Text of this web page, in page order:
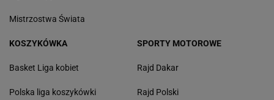
Mistrzostwa Świata
KOSZYKÓWKA
Basket Liga kobiet
Polska liga koszykówki
SPORTY MOTOROWE
Rajd Dakar
Rajd Polski